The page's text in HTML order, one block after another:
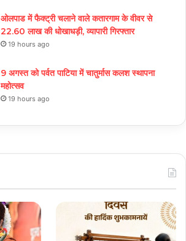
ओलपाड में फैक्ट्री चलाने वाले कतारगाम के वीवर से
22.60 लाख की धोखाधड़ी, व्यापारी गिरफ्तार
19 hours ago
9 अगस्त को पर्वत पाटिया में चातुर्मास कलश स्थापना
महोत्सव
19 hours ago